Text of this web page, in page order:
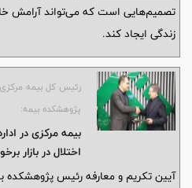
تصمیم‌هایی است که می‌تواند آرامش
زندگی ایجاد کند.
رئیس کل بیمه
پژوهشکده بیمه:
بیمه مرکزی در
اختلال در بازار
آیین تکریم و معارفه رئیس پژوهشکده